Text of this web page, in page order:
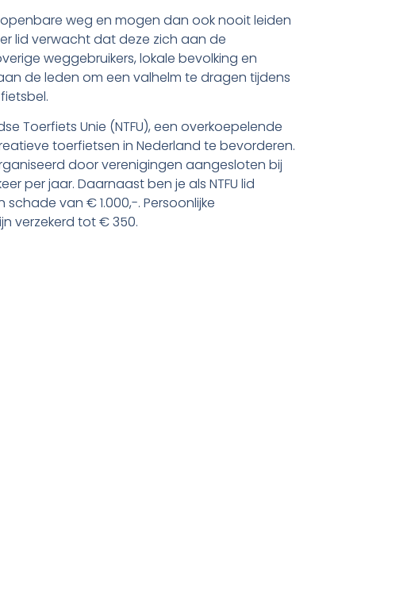
weg en mogen dan ook nooit leiden
lid verwacht dat deze zich aan de
weggebruikers, lokale bevolking en
de leden om een valhelm te dragen tijdens
Toerfiets Unie (NTFU), een overkoepelende
toerfietsen in Nederland te bevorderen.
door verenigingen aangesloten bij
per jaar. Daarnaast ben je als NTFU lid
van € 1.000,-. Persoonlijke
verzekerd tot € 350.